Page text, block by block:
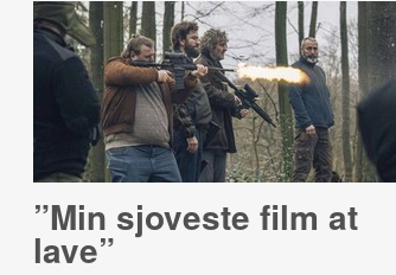
”Min sjoveste film at
lave”